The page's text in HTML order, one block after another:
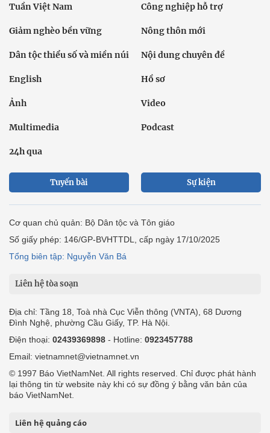
Tuần Việt Nam Công nghiệp hỗ trợ
Giảm nghèo bền vững Nông thôn mới
Dân tộc thiểu số và miền núi Nội dung chuyên đề
English Hồ sơ
Ảnh Video
Multimedia Podcast
24h qua
Tuyến bài Sự kiện
Cơ quan chủ quản: Bộ Dân tộc và Tôn giáo
Số giấy phép: 146/GP-BVHTTDL, cấp ngày 17/10/2025
Tổng biên tập: Nguyễn Văn Bá
Liên hệ tòa soạn
Địa chỉ: Tầng 18, Toà nhà Cục Viễn thông (VNTA), 68 Dương
Đình Nghệ, phường Cầu Giấy, TP. Hà Nội.
Điện thoại: 02439369898 - Hotline: 0923457788
Email: vietnamnet@vietnamnet.vn
© 1997 Báo VietNamNet. All rights reserved. Chỉ được phát hành
lại thông tin từ website này khi có sự đồng ý bằng văn bản của
báo VietNamNet.
Liên hệ quảng cáo